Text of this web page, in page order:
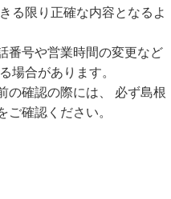
る限り正確な内容となるよ
番号や営業時間の変更など
場合があります。
の確認の際には、 必ず島根
確認ください。